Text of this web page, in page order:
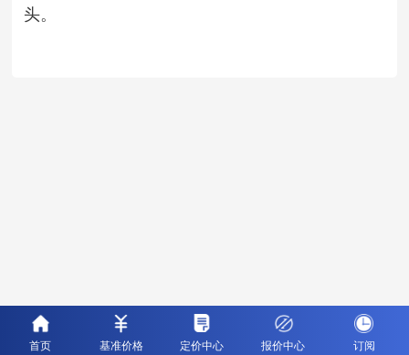
头。
首页 基准价格 定价中心 报价中心 订阅